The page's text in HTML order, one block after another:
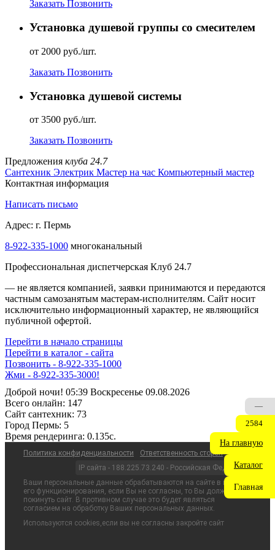
Заказать Позвонить
Установка душевой группы со смесителем
от 2000 руб./шт.
Заказать Позвонить
Установка душевой системы
от 3500 руб./шт.
Заказать Позвонить
Предложения клуба 24.7
Сантехник Электрик Мастер на час Компьютерный мастер
Контактная информация
Написать письмо
Адрес: г. Пермь
8-922-335-1000 многоканальный
Профессиональная диспетчерская Клуб 24.7
— не является компанией, заявки принимаются и передаются
частным самозанятым мастерам‑исполнителям. Сайт носит
исключительно информационный характер, не являющийся
публичной офертой.
Перейти в начало страницы
Перейти в каталог - сайта
Позвонить - 8-922-335-1000
Жми - 8-922-335-3000!
Доброй ночи! 05:39 Воскресенье 09.08.2026
Всего онлайн: 147
Сайт cантехник: 73
Город Пермь: 5
Время рендеринга: 0.135c.
Политика конфиденциальности
Ответственность сторон
IP сайта - 188.225.73.240 - Российская Федерация
Ваши персональные данные обрабатываются на сайте в целях
его функционирования, если Вы не согласны, то Вы должны
покинуть сайт. В противном случае это будет являться
согласием на обработку Ваших персональных данных.
Используются cookies,если вы не согласны закройте сайт
—
2584
На главную
Каталог
Главная